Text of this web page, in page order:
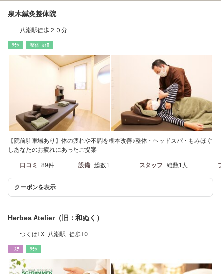
泉木鍼灸整体院
八潮駅徒歩２０分
ﾘﾗｸ 整体･ｶｲﾛ
【院前駐車場あり】体の疲れや不調を根本改善♪整体・ヘッドスパ・もみほぐ
しあなたのお疲れにあったご提案
口コミ 89件 設備 総数1 スタッフ 総数1人
クーポンを表示
Herbea Atelier（旧：和ぬく）
つくばEX 八潮駅 徒歩10
ｴｽﾃ ﾘﾗｸ